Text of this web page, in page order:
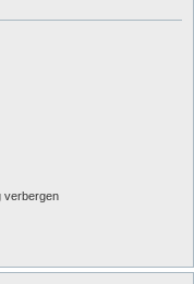
verbergen